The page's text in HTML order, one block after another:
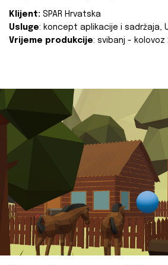
Klijent: SPAR Hrvatska
Usluge: koncept aplikacije i sadržaja,
Vrijeme produkcije: svibanj - kolovoz